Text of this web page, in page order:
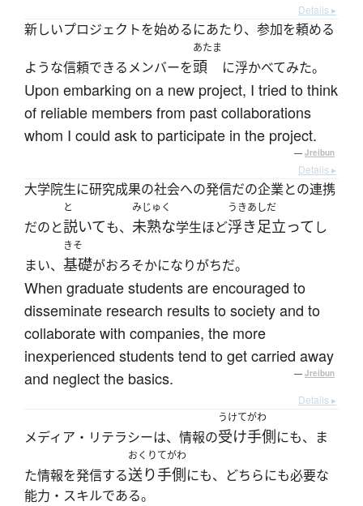
Details ▸
新しいプロジェクトを始めるにあたり、参加を頼める
ような信頼できるメンバーを
あたま
頭 に浮かべてみた。
Upon embarking on a new project, I tried to think
of reliable members from past collaborations
whom I could ask to participate in the project.
— Jreibun
Details ▸
大学院生に研究成果の社会への発信だの企業との連携
だのと
と
説いても、
みじゅく
未熟な学生ほど
うきあしだ
浮き足立って し
まい、
きそ
基礎がおろそかになりがちだ。
When graduate students are encouraged to
disseminate research results to society and to
collaborate with companies, the more
inexperienced students tend to get carried away
and neglect the basics.
— Jreibun
Details ▸
メディア・リテラシーは、情報の
うけてがわ
受け手側にも、ま
た情報を発信する
おくりてがわ
送り手側にも、どちらにも必要な
能力・スキルである。